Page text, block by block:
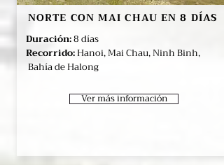
NORTE CON MAI CHAU EN 8 DÍAS
Duración:8 días
Recorrido:Hanoi, Mai Chau, Ninh Binh,
Bahía de Halong
Ver más información